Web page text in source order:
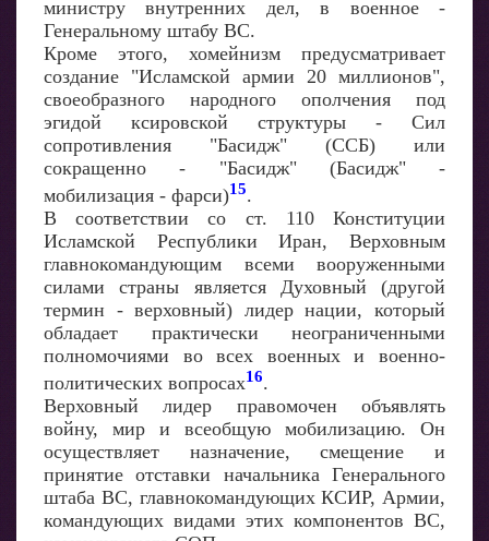
министру внутренних дел, в военное -
Генеральному штабу ВС.
Кроме этого, хомейнизм предусматривает
создание "Исламской армии 20 миллионов",
своеобразного народного ополчения под
эгидой ксировской структуры - Сил
сопротивления "Басидж" (ССБ) или
сокращенно - "Басидж" (Басидж" -
мобилизация - фарси)15.
В соответствии со ст. 110 Конституции
Исламской Республики Иран, Верховным
главнокомандующим всеми вооруженными
силами страны является Духовный (другой
термин - верховный) лидер нации, который
обладает практически неограниченными
полномочиями во всех военных и военно-
политических вопросах16.
Верховный лидер правомочен объявлять
войну, мир и всеобщую мобилизацию. Он
осуществляет назначение, смещение и
принятие отставки начальника Генерального
штаба ВС, главнокомандующих КСИР, Армии,
командующих видами этих компонентов ВС,